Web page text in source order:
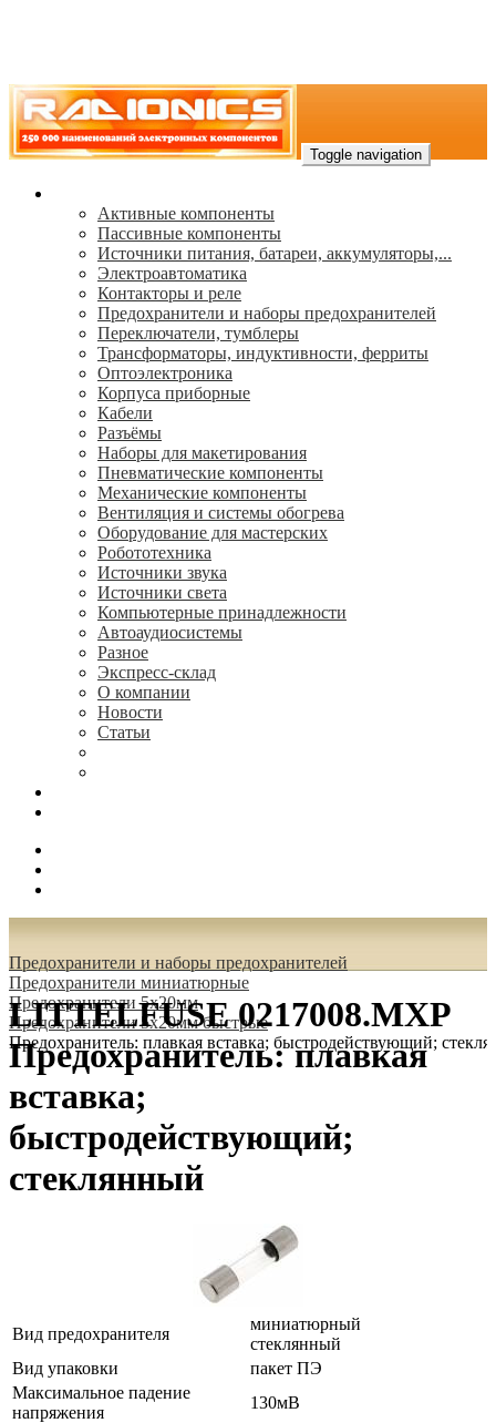
Toggle navigation
Активные компоненты
Пассивные компоненты
Источники питания, батареи, аккумуляторы,...
Электроавтоматика
Контакторы и реле
Предохранители и наборы предохранителей
Переключатели, тумблеры
Трансформаторы, индуктивности, ферриты
Oптоэлектроника
Корпуса приборные
Кабели
Разъёмы
Наборы для макетирования
Пневматические компоненты
Механические компоненты
Вентиляция и системы обогрева
Оборудование для мастерских
Робототехника
Источники звука
Источники света
Компьютерные принадлежности
Автоаудиосистемы
Разное
Экспресс-склад
О компании
Новости
Статьи
Предохранители и наборы предохранителей
Предохранители миниатюрные
Предохранители 5x20мм
Предохранители 5x20мм быстрые
Предохранитель: плавкая вставка; быстродействующий;
LITTELFUSE 0217008.MXP
Предохранитель: плавкая
вставка;
быстродействующий;
стеклянный
Вид предохранителя
миниатюрный
стеклянный
Вид упаковки
пакет ПЭ
Максимальное падение
напряжения
130мВ